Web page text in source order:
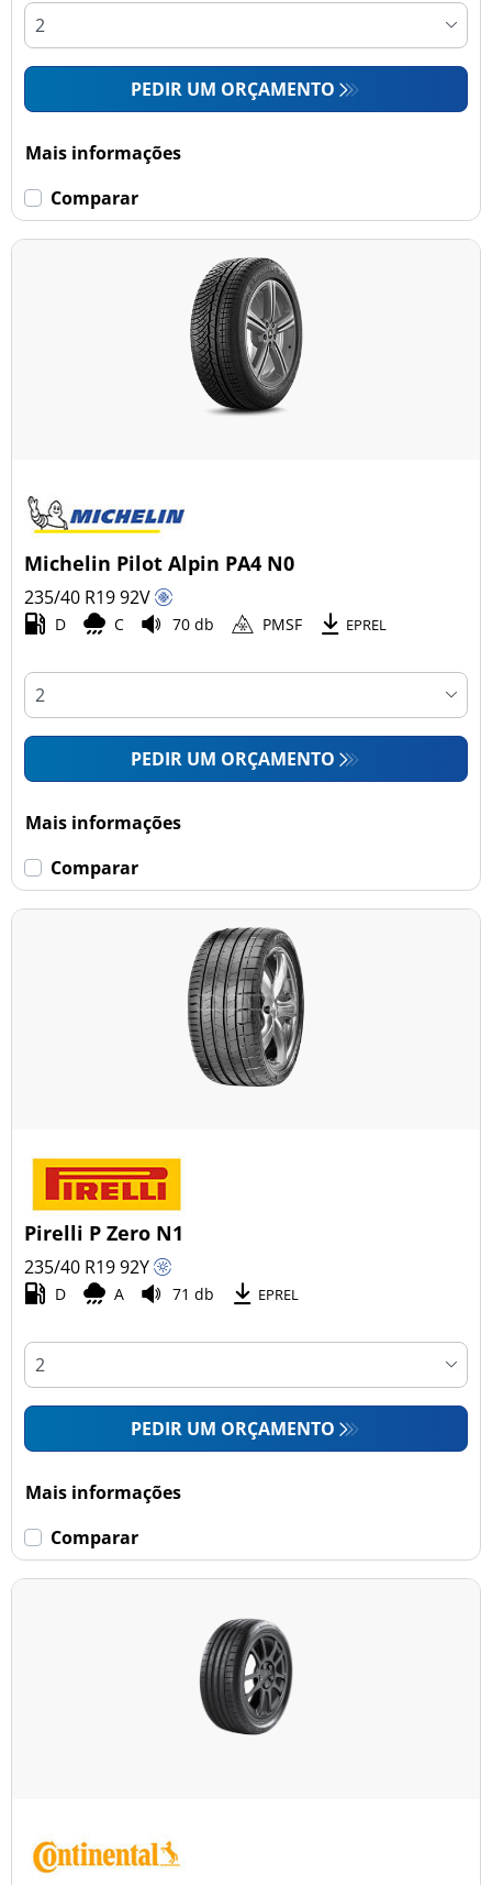
PEDIR UM ORÇAMENTO
Mais informações
Comparar
Michelin Pilot Alpin PA4 N0
235/40 R1992V
D C 70 db PMSF EPREL
PEDIR UM ORÇAMENTO
Mais informações
Comparar
Pirelli P Zero N1
235/40 R1992Y
D A 71 db EPREL
PEDIR UM ORÇAMENTO
Mais informações
Comparar